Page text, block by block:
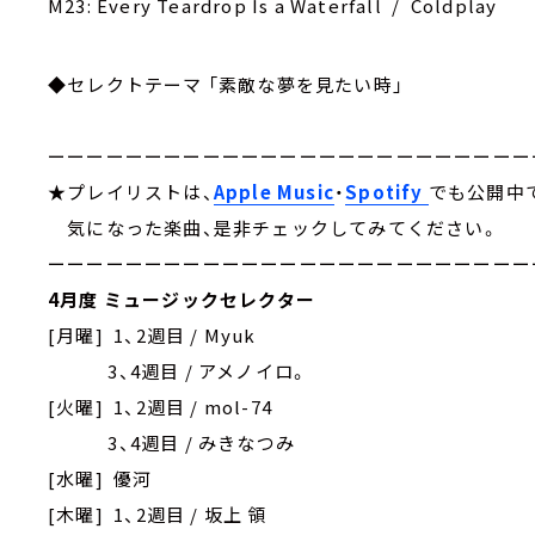
◆セレクトテーマ 「素敵な夢を見たい時」
ーーーーーーーーーーーーーーーーーーーーーーーーー
★プレイリストは、 Apple Music・Spotify でも公開中
気になった楽曲、是非チェックしてみてください。
ーーーーーーーーーーーーーーーーーーーーーーーーー
4月度 ミュージックセレクター
[月曜] 1、2週目 / Myuk
3、4週目 / アメノイロ。
[火曜] 1、2週目 / mol-74
3、4週目 / みきなつみ
[水曜] 優河
[木曜] 1、2週目 / 坂上 領